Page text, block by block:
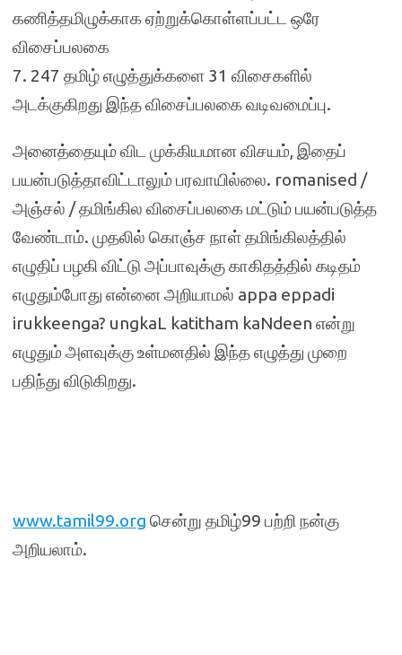
கணித்தமிழுக்காக ஏற்றுக்கொள்ளப்பட்ட ஒரே
விசைப்பலகை
7. 247 தமிழ் எழுத்துக்களை 31 விசைகளில்
அடக்குகிறது இந்த விசைப்பலகை வடிவமைப்பு.
அனைத்தையும் விட முக்கியமான விசயம், இதைப்
பயன்படுத்தாவிட்டாலும் பரவாயில்லை. romanised /
அஞ்சல் / தமிங்கில விசைப்பலகை மட்டும் பயன்படுத்த
வேண்டாம். முதலில் கொஞ்ச நாள் தமிங்கிலத்தில்
எழுதிப் பழகி விட்டு அப்பாவுக்கு காகிதத்தில் கடிதம்
எழுதும்போது என்னை அறியாமல் appa eppadi
irukkeenga? ungkaL katitham kaNdeen என்று
எழுதும் அளவுக்கு உள்மனதில் இந்த எழுத்து முறை
பதிந்து விடுகிறது.
www.tamil99.org சென்று தமிழ்99 பற்றி நன்கு
அறியலாம்.